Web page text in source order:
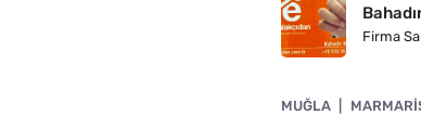
Firma
MUĞLA